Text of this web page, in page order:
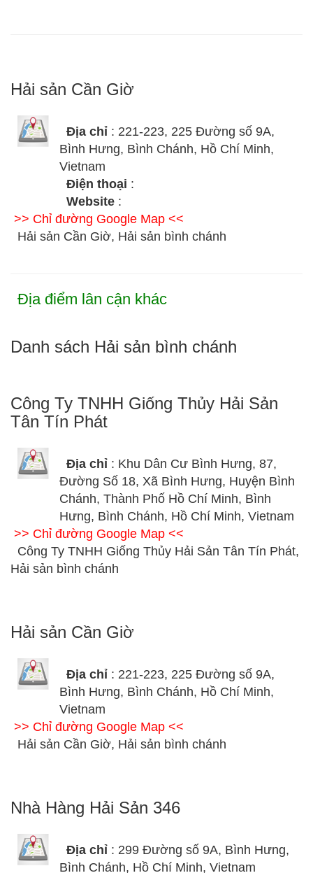
Hải sản Cần Giờ
Địa chỉ : 221-223, 225 Đường số 9A,
Bình Hưng, Bình Chánh, Hồ Chí Minh,
Vietnam
Điện thoại :
Website :
>> Chỉ đường Google Map <<
Hải sản Cần Giờ, Hải sản bình chánh
Địa điểm lân cận khác
Danh sách Hải sản bình chánh
Công Ty TNHH Giống Thủy Hải Sản
Tân Tín Phát
Địa chỉ : Khu Dân Cư Bình Hưng, 87,
Đường Số 18, Xã Bình Hưng, Huyện Bình
Chánh, Thành Phố Hồ Chí Minh, Bình
Hưng, Bình Chánh, Hồ Chí Minh, Vietnam
>> Chỉ đường Google Map <<
Công Ty TNHH Giống Thủy Hải Sản Tân Tín Phát,
Hải sản bình chánh
Hải sản Cần Giờ
Địa chỉ : 221-223, 225 Đường số 9A,
Bình Hưng, Bình Chánh, Hồ Chí Minh,
Vietnam
>> Chỉ đường Google Map <<
Hải sản Cần Giờ, Hải sản bình chánh
Nhà Hàng Hải Sản 346
Địa chỉ : 299 Đường số 9A, Bình Hưng,
Bình Chánh, Hồ Chí Minh, Vietnam